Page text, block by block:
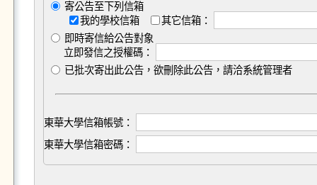
寄公告至下列信箱
我的學校信箱
其它信箱：
即時寄信給公告對象
立即發信之授權碼：
已批次寄出此公告，欲刪除此公告，請洽系統管理者
東華大學信箱帳號：
東華大學信箱密碼：